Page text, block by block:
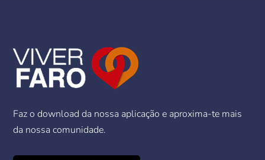
Faz o download da nossa aplicação e aproxima-te mais
da nossa comunidade.